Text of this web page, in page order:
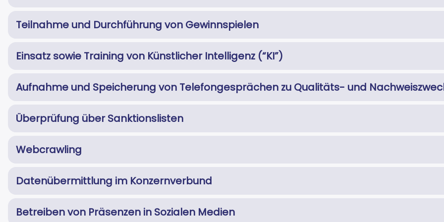
Teilnahme und Durchführung von Gewinnspielen
Einsatz sowie Training von Künstlicher Intelligenz (“KI”)
Aufnahme und Speicherung von Telefongesprächen zu Qualitäts- und
Überprüfung über Sanktionslisten
Webcrawling
Datenübermittlung im Konzernverbund
Betreiben von Präsenzen in Sozialen Medien